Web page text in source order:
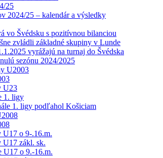
25
2024/25 – kalendár a výsledky
vo Švédsku s pozitívnou bilanciou
zvládli základné skupiny v Lunde
vyrážajú na turnaj do Švédska
sezónu 2024/2025
U2003
U23
1. ligy
1. ligy podľahol Košiciam
U17 o 9-.16.m.
U17 zákl. sk.
U17 o 9.-16.m.